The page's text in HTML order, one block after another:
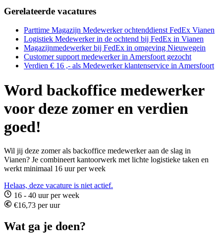
Gerelateerde vacatures
Parttime Magazijn Medewerker ochtenddienst FedEx Vianen
Logistiek Medewerker in de ochtend bij FedEx in Vianen
Magazijnmedewerker bij FedEx in omgeving Nieuwegein
Customer support medewerker in Amersfoort gezocht
Verdien € 16 ,- als Medewerker klantenservice in Amersfoort
Word backoffice medewerker
voor deze zomer en verdien
goed!
Wil jij deze zomer als backoffice medewerker aan de slag in
Vianen? Je combineert kantoorwerk met lichte logistieke taken en
werkt minimaal 16 uur per week
Helaas, deze vacature is niet actief.
16 - 40 uur per week
€16,73 per uur
Wat ga je doen?